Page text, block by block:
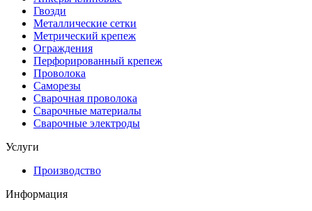
Гвозди
Металлические сетки
Метрический крепеж
Ограждения
Перфорированный крепеж
Проволока
Саморезы
Сварочная проволока
Сварочные материалы
Сварочные электроды
Услуги
Производство
Информация